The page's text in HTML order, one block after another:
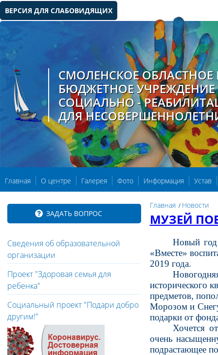
ВЕРСИЯ ДЛЯ СЛАБОВИДЯЩИХ
СМОЛЕНСКОЕ ОБЛАСТНОЕ
БЮДЖЕТНОЕ
СОЦИАЛЬНО -
ДЛЯ
Главная О центре Галерея Фото Информация Устав
ЗАДАТЬ ВОПРОС
Сведения об образовательной
организации
Проект "Здоровая семья для
ребенка"
Социальный проект "Подари добро
другим!"
Главная Новости
МУЗЕЙ
Новый год
«Вместе»
2019 года.
исторического
предметов,
Морозом и
подарки от
Хочется
очень
подрастающее